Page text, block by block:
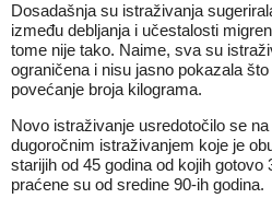
Dosadašnja su istraživanja
između debljanja i učestalosti
tome nije tako. Naime, sva su
ograničena i nisu jasno pokazala
povećanje broja kilograma.
Novo istraživanje usredotočilo se
dugoročnim istraživanjem koje je
starijih od 45 godina od kojih gotovo
praćene su od sredine 90-ih godina.